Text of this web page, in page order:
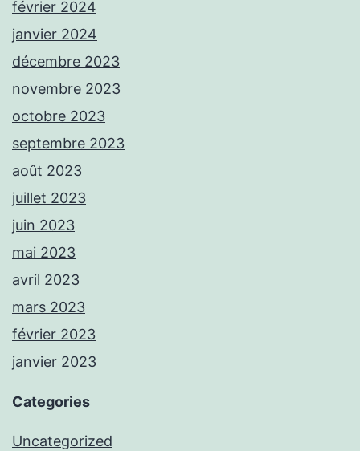
février 2024
janvier 2024
décembre 2023
novembre 2023
octobre 2023
septembre 2023
août 2023
juillet 2023
juin 2023
mai 2023
avril 2023
mars 2023
février 2023
janvier 2023
Categories
Uncategorized